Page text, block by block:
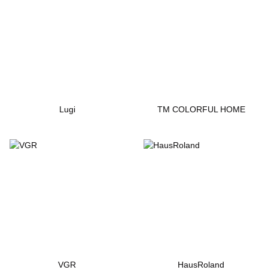
Lugi ТМ COLORFUL HOME
VGR HausRoland